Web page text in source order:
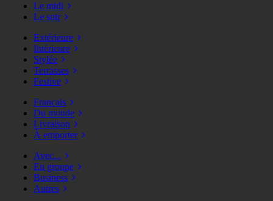
Le midi
Le soir
Extérieure
Intérieure
Stylée
Terrasses
Festive
Français
Du monde
Livraison
À emporter
Avec...
En groupe
Business
Autres